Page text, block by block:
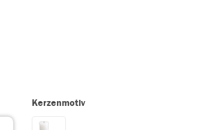
Kerzenmotiv